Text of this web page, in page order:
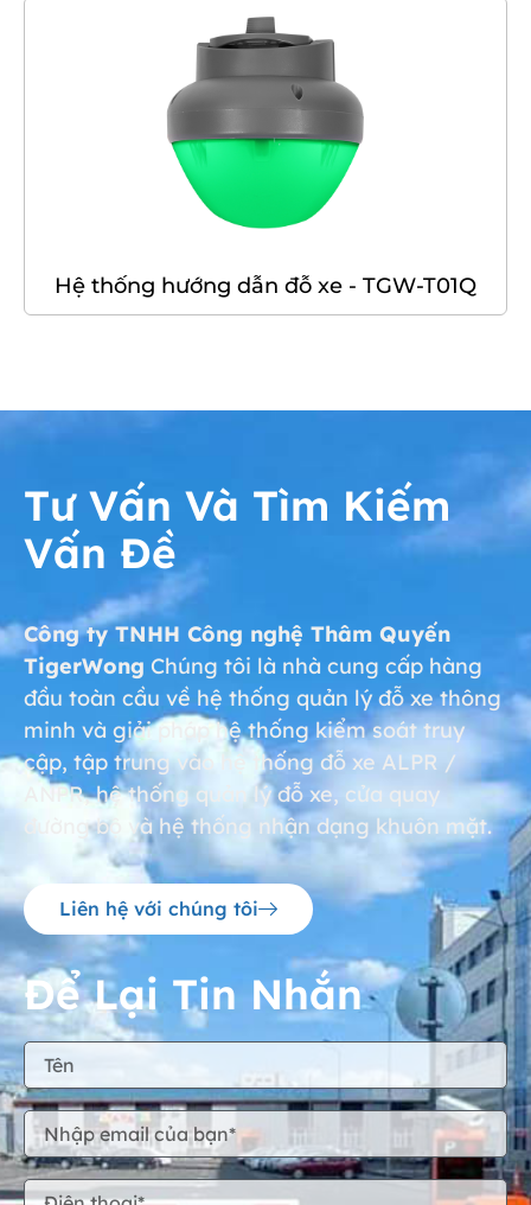
Hệ thống hướng dẫn đỗ xe - TGW-T01Q
Tư Vấn Và Tìm Kiếm
Vấn Đề
Công ty TNHH Công nghệ Thâm Quyến
TigerWong Chúng tôi là nhà cung cấp hàng
đầu toàn cầu về hệ thống quản lý đỗ xe thông
minh và giải pháp hệ thống kiểm soát truy
cập, tập trung vào hệ thống đỗ xe ALPR /
ANPR, hệ thống quản lý đỗ xe, cửa quay
đường bộ và hệ thống nhận dạng khuôn mặt.
Liên hệ với chúng tôi
Để Lại Tin Nhắn